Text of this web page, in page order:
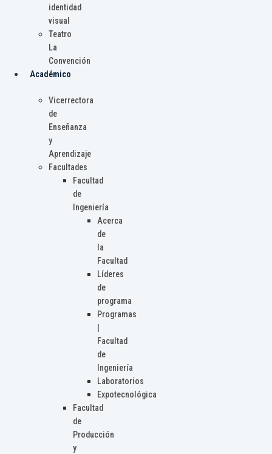
identidad
visual
Teatro
La
Convención
Académico
Vicerrectora
de
Enseñanza
y
Aprendizaje
Facultades
Facultad
de
Ingeniería
Acerca
de
la
Facultad
Líderes
de
programa
Programas
Facultad
de
Ingeniería
Laboratorios
Expotecnológica
Facultad
de
Producción
y